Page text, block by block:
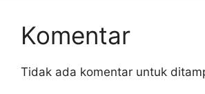
Komentar
Tidak ada komentar untuk